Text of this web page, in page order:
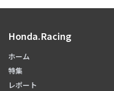
Honda.Racing
ホーム
特集
レポート